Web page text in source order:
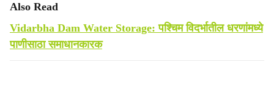
Also Read
Vidarbha Dam Water Storage: पश्चिम विदर्भातील धरणांमध्ये
पाणीसाठा समाधानकारक